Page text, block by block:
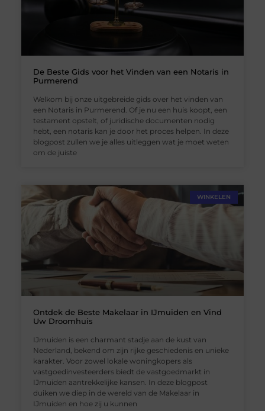
De Beste Gids voor het Vinden van een Notaris in
Purmerend
Welkom bij onze uitgebreide gids over het vinden van
een Notaris in Purmerend. Of je nu een huis koopt, een
testament opstelt, of juridische documenten nodig
hebt, een notaris kan je door het proces helpen. In deze
blogpost zullen we je alles uitleggen wat je moet weten
om de juiste
WINKELEN
Ontdek de Beste Makelaar in IJmuiden en Vind
Uw Droomhuis
IJmuiden is een charmant stadje aan de kust van
Nederland, bekend om zijn rijke geschiedenis en unieke
karakter. Voor zowel lokale woningkopers als
vastgoedinvesteerders biedt de vastgoedmarkt in
IJmuiden aantrekkelijke kansen. In deze blogpost
duiken we diep in de wereld van de Makelaar in
IJmuiden en hoe zij u kunnen